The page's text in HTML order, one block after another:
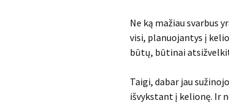
Ne ką mažiau svarbus
visi, planuojantys į
būtų, būtinai
Taigi, dabar jau
išvykstant į kelionę. Ir